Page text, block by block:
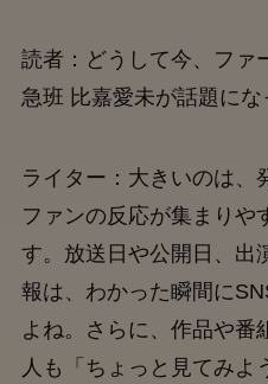
読者：どうして今、ファ
急班 比嘉愛未が話題にな
ライター：大きいのは、
ファンの反応が集まりや
す。放送日や公開日、出
報は、わかった瞬間に
よね。さらに、作品や番
人も「ちょっと見てみよ